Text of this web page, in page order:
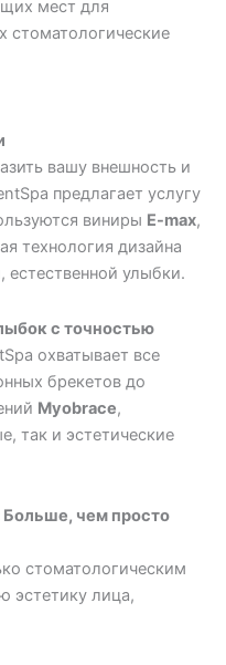
мест для
стоматологические
вашу внешность и
предлагает услугу
виниры E-max,
технология дизайна
естественной улыбки.
с точностью
охватывает все
брекетов до
Myobrace,
так и эстетические
Больше, чем просто
стоматологическим
эстетику лица,